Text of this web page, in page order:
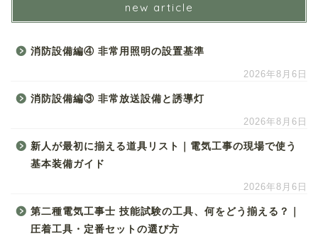
new article
消防設備編④ 非常用照明の設置基準
2026年8月6日
消防設備編③ 非常放送設備と誘導灯
2026年8月6日
新人が最初に揃える道具リスト｜電気工事の現場で使う
基本装備ガイド
2026年8月6日
第二種電気工事士 技能試験の工具、何をどう揃える？｜
圧着工具・定番セットの選び方